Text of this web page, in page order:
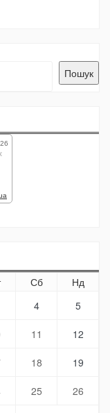
Пошук
Сб
Нд
4 5
11 12
18 19
25 26